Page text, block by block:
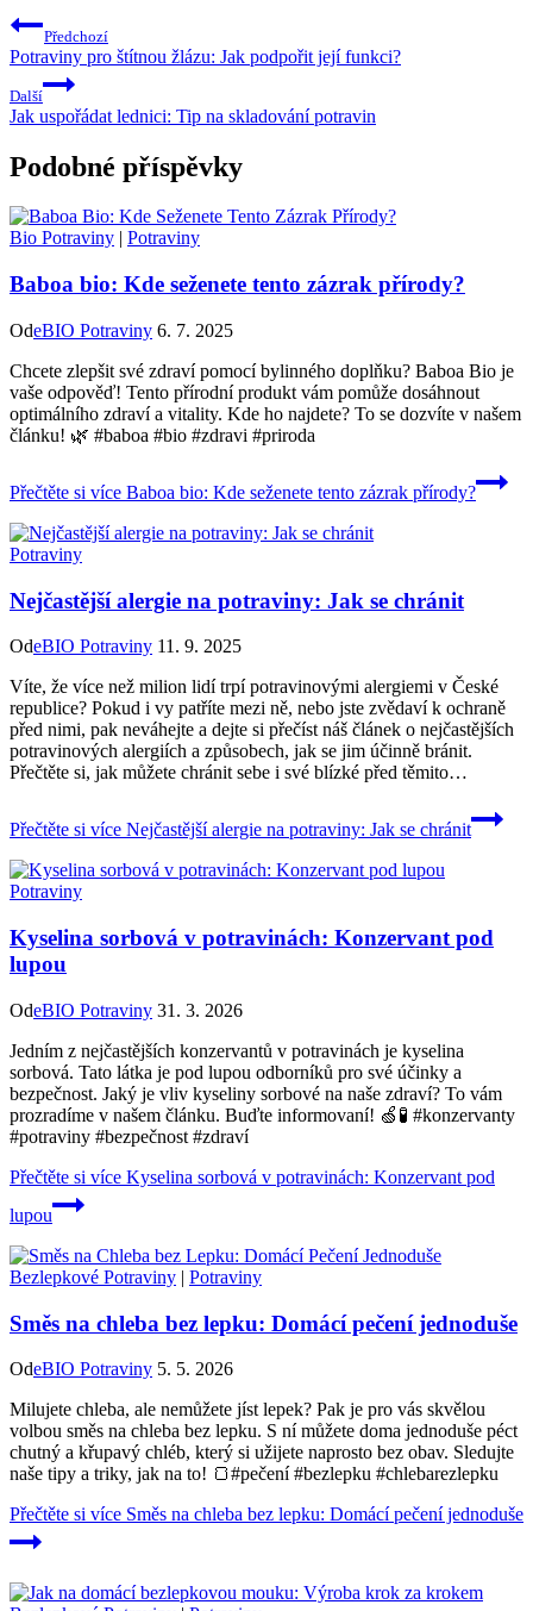
Předchozí
Potraviny pro štítnou žlázu: Jak podpořit její funkci?
Další
Jak uspořádat lednici: Tip na skladování potravin
Podobné příspěvky
Bio Potraviny Potraviny
Baboa bio: Kde seženete tento zázrak přírody?
OdeBIO Potraviny 6. 7. 2025
Chcete zlepšit své zdraví pomocí bylinného doplňku? Baboa Bio je
vaše odpověď! Tento přírodní produkt vám pomůže dosáhnout
optimálního zdraví a vitality. Kde ho najdete? To se dozvíte v našem
článku! 🌿 #baboa #bio #zdravi #priroda
Přečtěte si více Baboa bio: Kde seženete tento zázrak přírody?
Potraviny
Nejčastější alergie na potraviny: Jak se chránit
OdeBIO Potraviny 11. 9. 2025
Víte, že více než milion lidí trpí potravinovými alergiemi v České
republice? Pokud i vy patříte mezi ně, nebo jste zvědaví k ochraně
před nimi, pak neváhejte a dejte si přečíst náš článek o nejčastějších
potravinových alergiích a způsobech, jak se jim účinně bránit.
Přečtěte si, jak můžete chránit sebe i své blízké před těmito…
Přečtěte si více Nejčastější alergie na potraviny: Jak se chránit
Potraviny
Kyselina sorbová v potravinách: Konzervant pod
lupou
OdeBIO Potraviny 31. 3. 2026
Jedním z nejčastějších konzervantů v potravinách je kyselina
sorbová. Tato látka je pod lupou odborníků pro své účinky a
bezpečnost. Jaký je vliv kyseliny sorbové na naše zdraví? To vám
prozradíme v našem článku. Buďte informovaní! 🍏🧪 #konzervanty
#potraviny #bezpečnost #zdraví
Přečtěte si více Kyselina sorbová v potravinách: Konzervant pod
lupou
Bezlepkové Potraviny | Potraviny
Směs na chleba bez lepku: Domácí pečení jednoduše
OdeBIO Potraviny 5. 5. 2026
Milujete chleba, ale nemůžete jíst lepek? Pak je pro vás skvělou
volbou směs na chleba bez lepku. S ní můžete doma jednoduše péct
chutný a křupavý chléb, který si užijete naprosto bez obav. Sledujte
naše tipy a triky, jak na to! 🍞#pečení #bezlepku #chlebarezlepku
Přečtěte si více Směs na chleba bez lepku: Domácí pečení jednoduše